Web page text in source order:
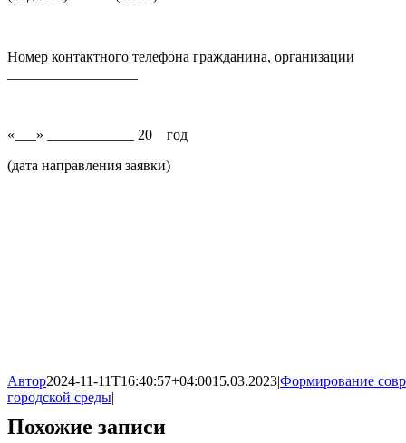
Номер контактного телефона гражданина, организации
«___» ____________ 20 год
(дата направления заявки)
Автор2024-11-11T16:40:57+04:0015.03.2023|Формирование
городской среды|
Похожие записи